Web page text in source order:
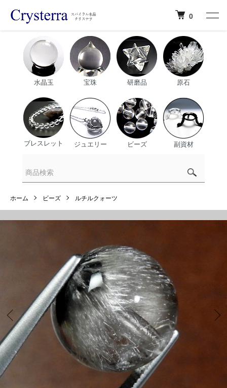
0
水晶玉 宝珠 研磨品 原石
ブレスレット ジュエリー ビーズ 副資材
ホーム ビーズ ルチルクォーツ